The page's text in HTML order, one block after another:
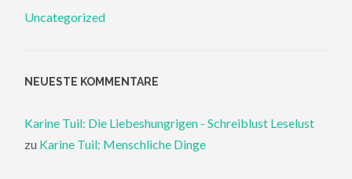
Uncategorized
NEUESTE KOMMENTARE
Karine Tuil: Die Liebeshungrigen - Schreiblust Leselust
zu Karine Tuil: Menschliche Dinge